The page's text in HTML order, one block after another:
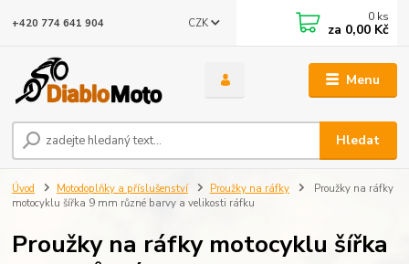
Menu
CZK
Hledat
+420 774 641 904 0 ks
za 0,00 Kč
Úvod Motodoplňky a příslušenství Proužky na ráfky
Proužky na ráfky
motocyklu šířka 9 mm různé barvy a velikosti ráfku
Proužky na ráfky motocyklu šířka